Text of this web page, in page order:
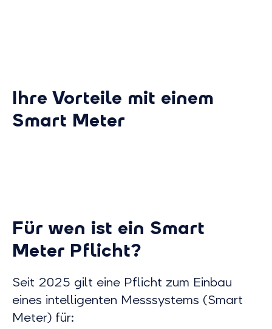
Ihre Vorteile mit einem
Smart Meter
EnergyDynamic gibt
Börsenstrompreise direkt
an Sie weiter. Für die
Strompreises ist ein Smart
Meter erforderlich.
nutzen
sparen.
Für wen ist ein Smart
Meter Pflicht?
Seit 2025 gilt eine Pflicht zum Einbau
eines intelligenten Messsystems (Smart
Meter) für: